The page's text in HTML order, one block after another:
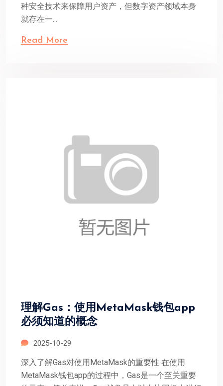
种安全技术来保障用户资产，但数字资产领域本身
就存在一...
Read More
理解Gas：使用MetaMask钱包app
必须知道的概念
2025-10-29
深入了解Gas对使用MetaMask的重要性 在使用
MetaMask钱包app的过程中，Gas是一个至关重要